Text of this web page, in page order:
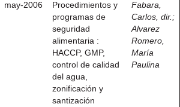
may-2006
Procedimientos y
programas de
seguridad
alimentaria :
HACCP, GMP,
control de calidad
del agua,
zonificación y
santización
Fabara,
Carlos, dir. ;
Alvarez
Romero,
María
Paulina